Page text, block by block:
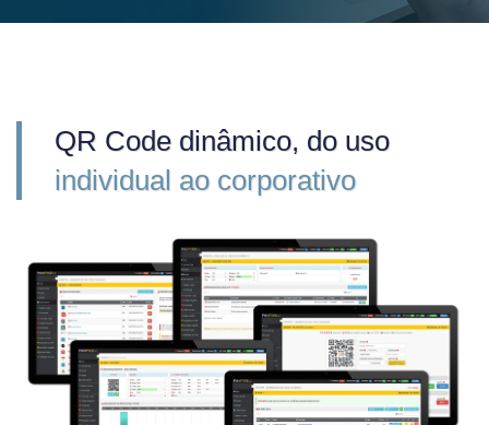
QR Code dinâmico, do uso
individual ao corporativo